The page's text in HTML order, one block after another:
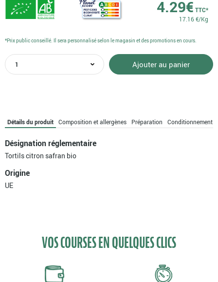
4.29€ TTC*
17.16 €/Kg
quantité
de
Ajouter au panier
*Prix public conseillé. Il sera personnalisé selon le magasin et des promotions en cours.
Détails du produit Composition et allergènes Préparation Conditionnement
Désignation réglementaire
Tortils citron safran bio
Origine
UE
VOS COURSES EN QUELQUES CLICS